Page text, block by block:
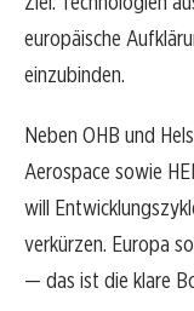
europäische
einzubinden.
Neben OHB und
Aerospace sowie
will
verkürzen. Europa
— das ist die klare